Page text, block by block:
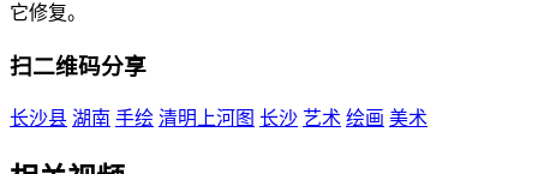
它修复。
扫二维码分享
长沙县 湖南 手绘 清明上河图 长沙 艺术 绘画 美术